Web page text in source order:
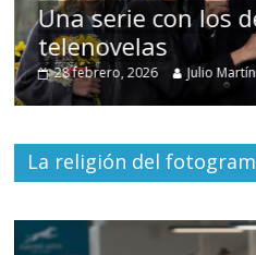
muchas
Cuento
alta
30 diciembre,
La religión del